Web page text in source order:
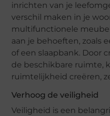
inrichten van je
verschil maken in je
multifunctionele
aan je behoeften, zoals
of een slaapbank. Door
de beschikbare ruimte,
ruimtelijkheid creëren,
Verhoog de veiligheid
Veiligheid is een